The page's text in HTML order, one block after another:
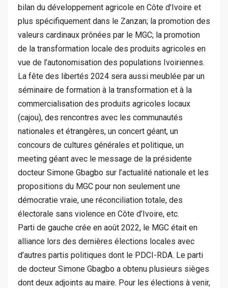
bilan du développement agricole en Côte d’Ivoire et
plus spécifiquement dans le Zanzan; la promotion des
valeurs cardinaux prônées par le MGC; la promotion
de la transformation locale des produits agricoles en
vue de l’autonomisation des populations Ivoiriennes.
La fête des libertés 2024 sera aussi meublée par un
séminaire de formation à la transformation et à la
commercialisation des produits agricoles locaux
(cajou), des rencontres avec les communautés
nationales et étrangères, un concert géant, un
concours de cultures générales et politique, un
meeting géant avec le message de la présidente
docteur Simone Gbagbo sur l’actualité nationale et les
propositions du MGC pour non seulement une
démocratie vraie, une réconciliation totale, des
électorale sans violence en Côte d’Ivoire, etc.
Parti de gauche crée en août 2022, le MGC était en
alliance lors des dernières élections locales avec
d’autres partis politiques dont le PDCI-RDA. Le parti
de docteur Simone Gbagbo a obtenu plusieurs sièges
dont deux adjoints au maire. Pour les élections à venir,